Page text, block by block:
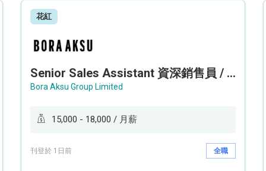
花紅
Senior Sales Assistant 資深銷售員 / Sales Assistant 銷售員
Bora Aksu Group Limited
15,000 - 18,000 / 月薪
刊登於 1日前 全職